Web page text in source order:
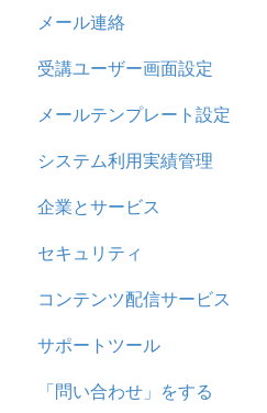
メール
メッセージ
お知らせ
多言語変換
助成金
2023年4月アップデート
問題属性
採点権限のみを持ったユー
採点・承認権限を持ったユ
リンクメッセージスレッド
メール連絡
受講ユーザー画面設定
メールテンプレート設定
システム利用実績管理
企業とサービス
用語の定義
企業について
統合ユーザーについて
サービスについて
セキュリティ
シングルサインオン設定
証明書認証
MFA(多要素認証)
コンテンツ配信サービス
サポートツール
基本操作
「問い合わせ」をする